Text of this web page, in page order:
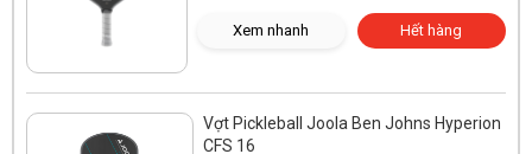
Xem nhanh Hết hàng
Vợt Pickleball Joola Ben Johns Hyperion
CFS 16